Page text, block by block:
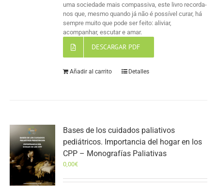
uma sociedade mais compassiva, este livro recorda-
nos que, mesmo quando já não é possível curar, há
sempre muito que pode ser feito: aliviar,
acompanhar, escutar e amar.
DESCARGAR PDF
Añadir al carrito Detalles
Bases de los cuidados paliativos
pediátricos. Importancia del hogar en los
CPP – Monografías Paliativas
0,00€